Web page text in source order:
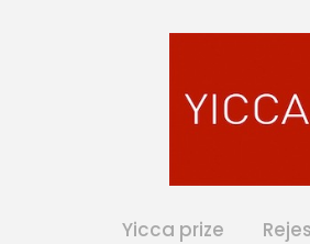
Yicca prize